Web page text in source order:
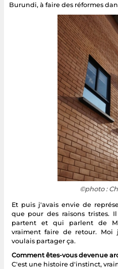
Burundi, à faire des réformes
©photo :
Et puis j'avais envie de
que pour des raisons tristes.
partent et qui parlent de
vraiment faire de retour. Moi
voulais partager ça.
Comment êtes-vous devenue
C'est une histoire d'instinct,